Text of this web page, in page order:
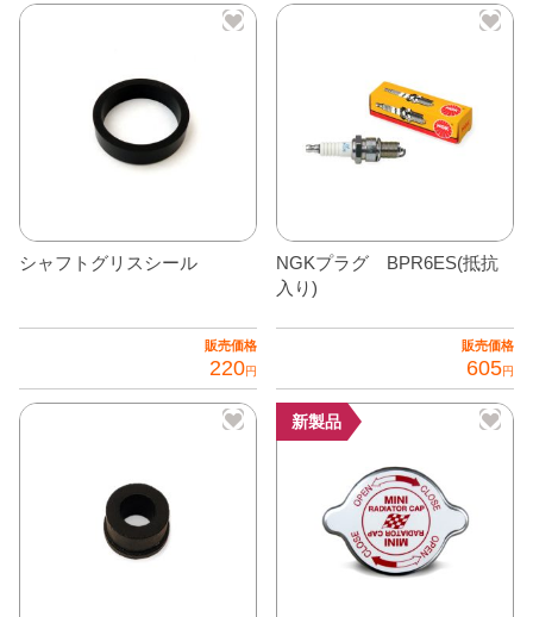
ま
商
品
ー
か
ら
シャフトグリスシール
販売価格
220円
NGKプラグ BPR6ES(抵抗
入り)
販売価格
605円
新製品